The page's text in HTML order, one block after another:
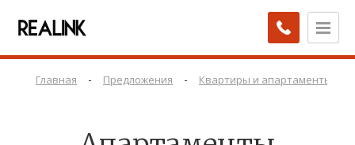
Главная - Предложения - Квартиры и апартаменты